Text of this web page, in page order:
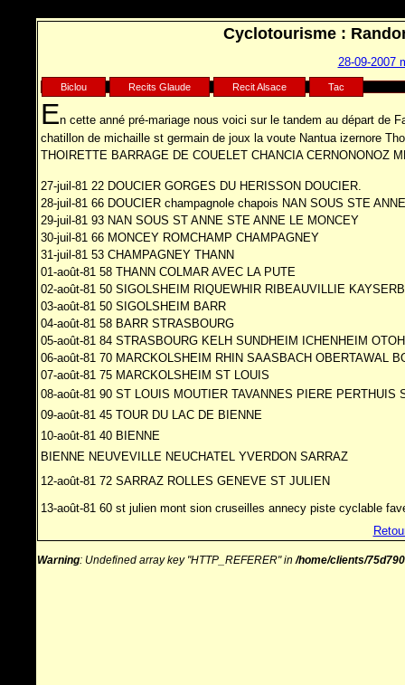
Cyclotourisme :
28-09-2007
Biclou Recits Glaude Recit Alsace Tac
En cette anné pré-mariage nous voici sur le tandem au départ de
chatillon de michaille st germain de joux la voute Nantua izernore
THOIRETTE BARRAGE DE COUELET CHANCIA CERNONONOZ
27-juil-81 22 DOUCIER GORGES DU HERISSON DOUCIER.
28-juil-81 66 DOUCIER champagnole chapois NAN SOUS STE
29-juil-81 93 NAN SOUS ST ANNE STE ANNE LE MONCEY
30-juil-81 66 MONCEY ROMCHAMP CHAMPAGNEY
31-juil-81 53 CHAMPAGNEY THANN
01-août-81 58 THANN COLMAR AVEC LA PUTE
02-août-81 50 SIGOLSHEIM RIQUEWHIR RIBEAUVILLIE
03-août-81 50 SIGOLSHEIM BARR
04-août-81 58 BARR STRASBOURG
05-août-81 84 STRASBOURG KELH SUNDHEIM ICHENHEIM
06-août-81 70 MARCKOLSHEIM RHIN SAASBACH OBERTAWAL
07-août-81 75 MARCKOLSHEIM ST LOUIS
08-août-81 90 ST LOUIS MOUTIER TAVANNES PIERE PERTHUIS
09-août-81 45 TOUR DU LAC DE BIENNE
10-août-81 40 BIENNE
BIENNE NEUVEVILLE NEUCHATEL YVERDON SARRAZ
12-août-81 72 SARRAZ ROLLES GENEVE ST JULIEN
13-août-81 60 st julien mont sion cruseilles annecy piste cyclable
Warning: Undefined array key "HTTP_REFERER" in/home/clients/